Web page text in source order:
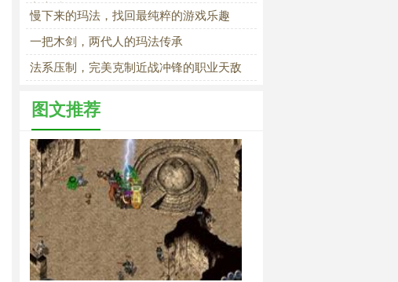
主宰地位
慢下来的玛法，找回最纯粹的游戏乐趣
一把木剑，两代人的玛法传承
法系压制，完美克制近战冲锋的职业天敌
图文推荐